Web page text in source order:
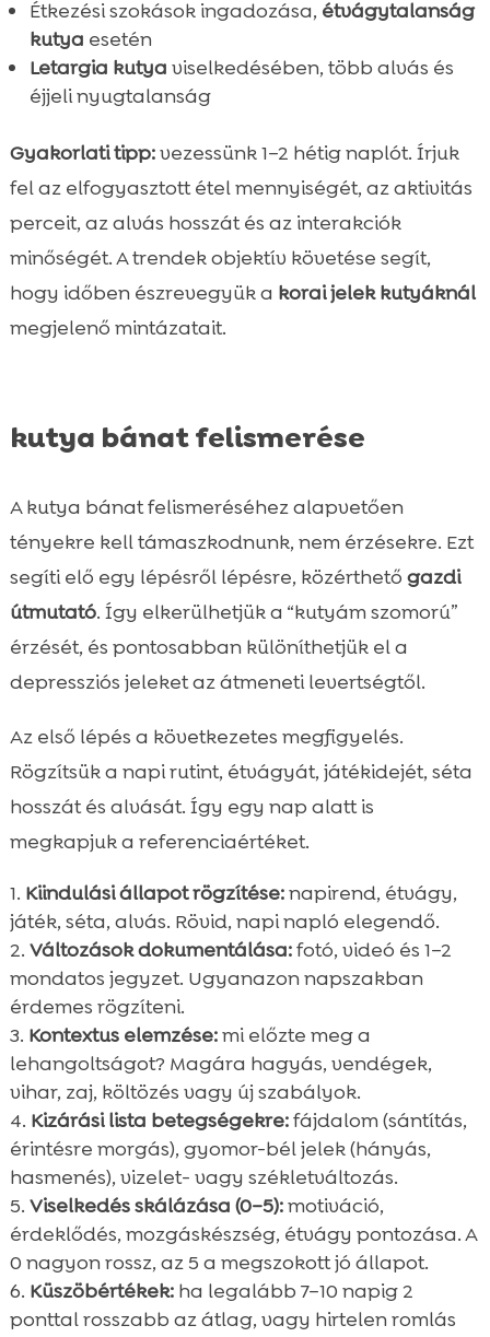
Étkezési szokások ingadozása, étvágytalanság
kutya esetén
Letargia kutya viselkedésében, több alvás és
éjjeli nyugtalanság
Gyakorlati tipp:vezessünk 1–2 hétig naplót. Írjuk
fel az elfogyasztott étel mennyiségét, az aktivitás
perceit, az alvás hosszát és az interakciók
minőségét. A trendek objektív követése segít,
hogy időben észrevegyük a korai jelek kutyáknál
megjelenő mintázatait.
kutya bánat felismerése
A kutya bánat felismeréséhez alapvetően
tényekre kell támaszkodnunk, nem érzésekre. Ezt
segíti elő egy lépésről lépésre, közérthető gazdi
útmutató. Így elkerülhetjük a “kutyám szomorú”
érzését, és pontosabban különíthetjük el a
depressziós jeleket az átmeneti levertségtől.
Az első lépés a következetes megfigyelés.
Rögzítsük a napi rutint, étvágyát, játékidejét, séta
hosszát és alvását. Így egy nap alatt is
megkapjuk a referenciaértéket.
Kiindulási állapot rögzítése:napirend, étvágy,
játék, séta, alvás. Rövid, napi napló elegendő.
Változások dokumentálása:fotó, videó és 1–2
mondatos jegyzet. Ugyanazon napszakban
érdemes rögzíteni.
Kontextus elemzése:mi előzte meg a
lehangoltságot? Magára hagyás, vendégek,
vihar, zaj, költözés vagy új szabályok.
Kizárási lista betegségekre:fájdalom (sántítás,
érintésre morgás), gyomor-bél jelek (hányás,
hasmenés), vizelet- vagy székletváltozás.
Viselkedés skálázása (0–5):motiváció,
érdeklődés, mozgáskészség, étvágy pontozása. A
0 nagyon rossz, az 5 a megszokott jó állapot.
Küszöbértékek:ha legalább 7–10 napig 2
ponttal rosszabb az átlag, vagy hirtelen romlás